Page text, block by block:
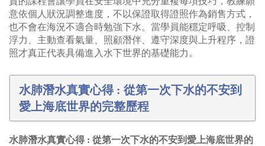
意依個人狀況調整進度，不以保證取得證照作為銷售方式，
也不會在海況不適合時勉強下水。當學員能穩定呼吸、控制
浮力、主動查看氣量、照顧潛伴、遵守深度與上升程序，證
照才真正代表具備進入水下世界的基礎能力。
水肺潛水真實心得 : 從第一次下水的不安到
愛上海底世界的完整歷程
水肺潛水真實心得 : 從第一次下水的不安到愛上海底世界的